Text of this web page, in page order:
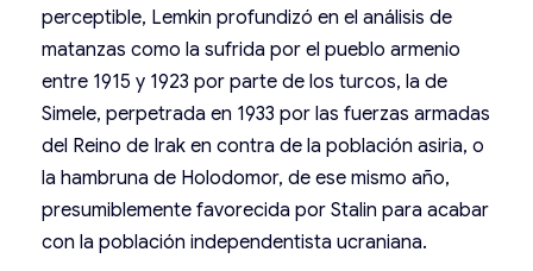
perceptible, Lemkin profundizó en el análisis de
matanzas como la sufrida por el pueblo armenio
entre 1915 y 1923 por parte de los turcos, la de
Simele, perpetrada en 1933 por las fuerzas armadas
del Reino de Irak en contra de la población asiria, o
la hambruna de Holodomor, de ese mismo año,
presumiblemente favorecida por Stalin para acabar
con la población independentista ucraniana.